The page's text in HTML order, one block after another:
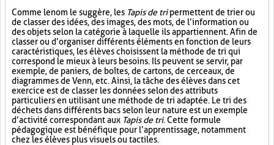
Comme le nom le suggère, les Tapis de tripermettent de trier ou
de classer des idées, des images, des mots, de l’information ou
des objets selon la catégorie à laquelle ils appartiennent. Afin de
classer ou d’organiser différents éléments en fonction de leurs
caractéristiques, les élèves choisissent la méthode de tri qui
correspond le mieux à leurs besoins. Ils peuvent se servir, par
exemple, de paniers, de boîtes, de cartons, de cerceaux, de
diagrammes de Venn, etc. Ainsi, la tâche des élèves dans cet
exercice est de classer les données selon des attributs
particuliers en utilisant une méthode de tri adaptée. Le tri des
déchets dans différents bacs selon leur nature est un exemple
d’activité correspondant aux Tapis de tri. Cette formule
pédagogique est bénéfique pour l’apprentissage, notamment
chez les élèves plus visuels ou tactiles.